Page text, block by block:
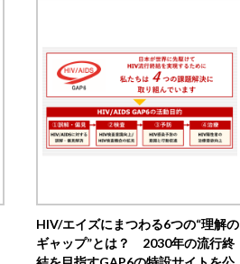
HIV/エイズにまつわる6つの“理解の
ギャップ”とは？ 2030年の流行終